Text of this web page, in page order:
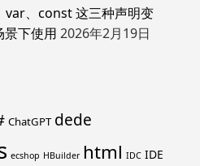
var、const 这三种声明变
景下使用 2026年2月19日
ChatGPT dede
ecshop HBuilder html IDC IDE